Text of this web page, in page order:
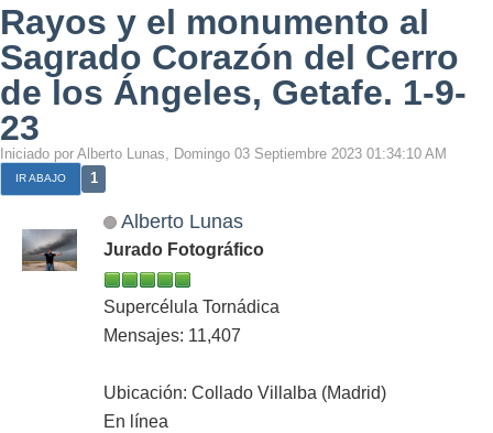
Rayos y el monumento al
Sagrado Corazón del Cerro
de los Ángeles, Getafe. 1-9-
23
Iniciado por Alberto Lunas, Domingo 03 Septiembre 2023 01:34:10 AM
IR ABAJO 1
Alberto Lunas
Jurado Fotográfico
Supercélula Tornádica
Mensajes: 11,407
Ubicación: Collado Villalba (Madrid)
En línea